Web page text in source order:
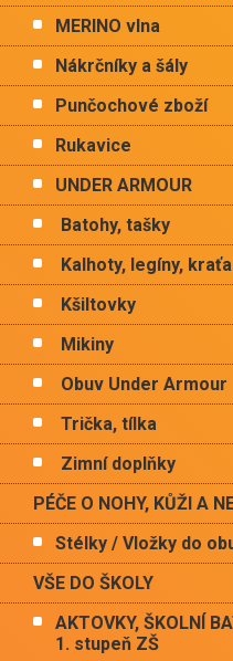
MERINO vlna
Nákrčníky a šály
Punčochové zboží
Rukavice
UNDER ARMOUR
Batohy, tašky
Kalhoty, legíny,
Kšiltovky
Mikiny
Obuv Under Armour
Trička, tílka
Zimní doplňky
PÉČE O NOHY, KŮŽI A
Stélky / Vložky do
VŠE DO ŠKOLY
AKTOVKY, ŠKOLNÍ
1. stupeň ZŠ